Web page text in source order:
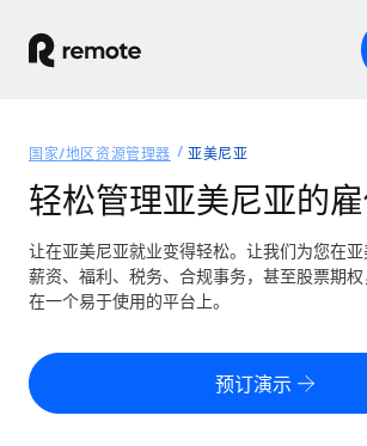
产品
全球招聘
全球薪资管理
轻松运行合规薪资
零实体成本实现全球扩张
覆盖全球
美国各州浏览器
资源
工具与计算器
误分类风险计算工具
定价
国家/地区资源管理器 亚美尼亚
轻松管理亚美尼亚的
让在亚美尼亚就业变得轻松。让我们为您在
薪资、福利、税务、合规事务，甚至股票期
在一个易于使用的平台上。
预订演示